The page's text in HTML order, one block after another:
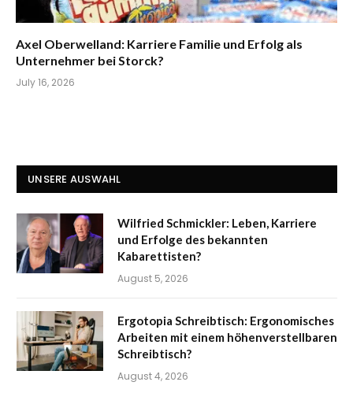
Axel Oberwelland: Karriere Familie und Erfolg als
Unternehmer bei Storck?
July 16, 2026
UNSERE AUSWAHL
Wilfried Schmickler: Leben, Karriere
und Erfolge des bekannten
Kabarettisten?
August 5, 2026
Ergotopia Schreibtisch: Ergonomisches
Arbeiten mit einem höhenverstellbaren
Schreibtisch?
August 4, 2026